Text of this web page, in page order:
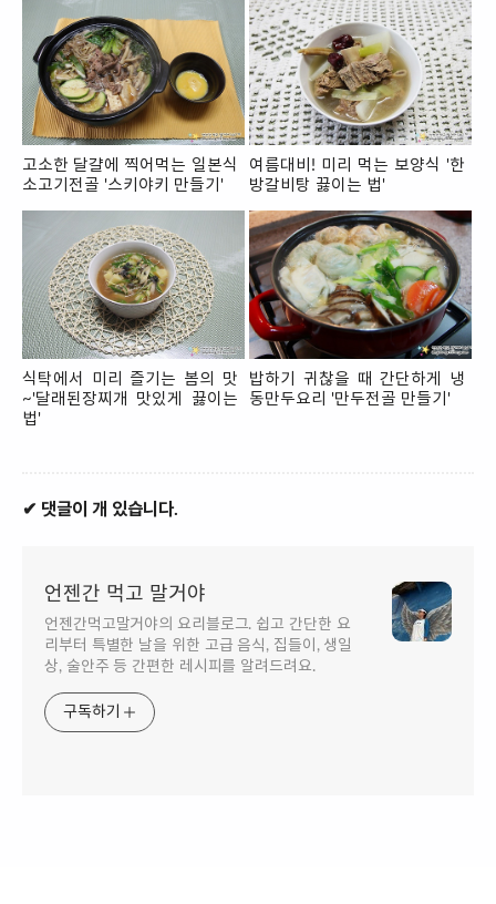
고소한 달걀에 찍어먹는 일본식
소고기전골 '스키야키 만들기'
여름대비! 미리 먹는 보양식 '한
방갈비탕 끓이는 법'
식탁에서 미리 즐기는 봄의 맛
~'달래된장찌개 맛있게 끓이는
법'
밥하기 귀찮을 때 간단하게 냉
동만두요리 '만두전골 만들기'
✔ 댓글이 개 있습니다.
언젠간 먹고 말거야
언젠간먹고말거야의 요리블로그. 쉽고 간단한 요
리부터 특별한 날을 위한 고급 음식, 집들이, 생일
상, 술안주 등 간편한 레시피를 알려드려요.
구독하기